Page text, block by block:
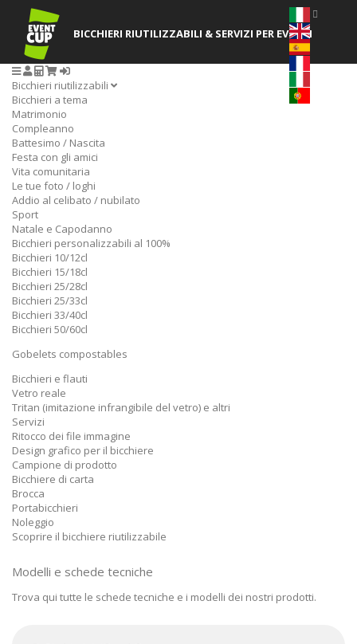
BICCHIERI RIUTILIZZABILI & SERVIZI PER EVENTI
Bicchieri riutilizzabili
Bicchieri a tema
Matrimonio
Compleanno
Battesimo / Nascita
Festa con gli amici
Vita comunitaria
Le tue foto / loghi
Addio al celibato / nubilato
Sport
Natale e Capodanno
Bicchieri personalizzabili al 100%
Bicchieri 10/12cl
Bicchieri 15/18cl
Bicchieri 25/28cl
Bicchieri 25/33cl
Bicchieri 33/40cl
Bicchieri 50/60cl
Gobelets compostables
Bicchieri e flauti
Vetro reale
Tritan (imitazione infrangibile del vetro) e altri
Servizi
Ritocco dei file immagine
Design grafico per il bicchiere
Campione di prodotto
Bicchiere di carta
Brocca
Portabicchieri
Noleggio
Scoprire il bicchiere riutilizzabile
Modelli e schede tecniche
Trova qui tutte le schede tecniche e i modelli dei nostri prodotti.